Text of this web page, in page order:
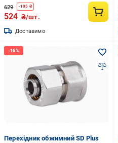
629 -105 ₴
524 ₴/шт.
Доставимо
Перехідник обжимний SD Plus